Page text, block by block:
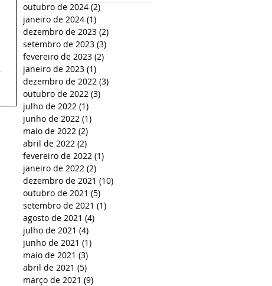
outubro de 2024 (2)
janeiro de 2024 (1)
dezembro de 2023 (2)
setembro de 2023 (3)
fevereiro de 2023 (2)
janeiro de 2023 (1)
dezembro de 2022 (3)
outubro de 2022 (3)
julho de 2022 (1)
junho de 2022 (1)
maio de 2022 (2)
abril de 2022 (2)
fevereiro de 2022 (1)
janeiro de 2022 (2)
dezembro de 2021 (10)
outubro de 2021 (5)
setembro de 2021 (1)
agosto de 2021 (4)
julho de 2021 (4)
junho de 2021 (1)
maio de 2021 (3)
abril de 2021 (5)
março de 2021 (9)